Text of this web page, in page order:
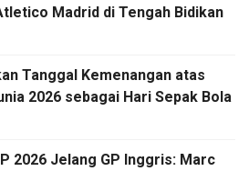
Madrid di Tengah Bidikan
Tanggal Kemenangan atas
2026 sebagai Hari Sepak Bola
2026 Jelang GP Inggris: Marc